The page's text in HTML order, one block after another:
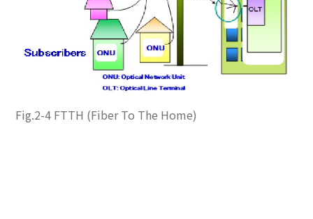
Fig.2-4 FTTH (Fiber To The Home)